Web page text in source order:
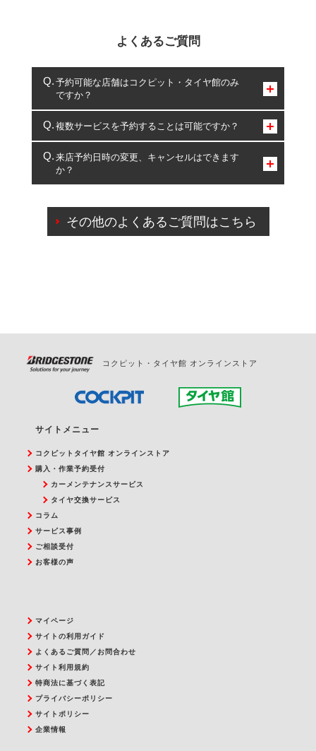
よくあるご質問
予約可能な店舗はコクピット・タイヤ館のみ
ですか？
コクピット・タイヤ館のみとなります。
複数サービスを予約することは可能ですか？
複数サービスのご予約は可能です。
一部の商品・サービスの組み合わせに限り、同時にご予約が
出来ないものもございます。
来店予約日時の変更、キャンセルはできます
か？
ご来店予約日の3営業日前を過ぎている場合のご予約
の日時変更につきましては、直接ご予約の店舗まで
その他のよくあるご質問はこちら
コクピット・タイヤ館 オンラインストア
サイトメニュー
コクピットタイヤ館 オンラインストア
購入・作業予約受付
カーメンテナンスサービス
タイヤ交換サービス
コラム
サービス事例
ご相談受付
お客様の声
マイページ
サイトの利用ガイド
よくあるご質問／お問合わせ
サイト利用規約
特商法に基づく表記
プライバシーポリシー
サイトポリシー
企業情報